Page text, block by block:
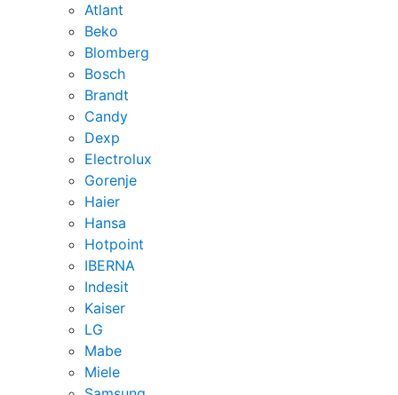
Atlant
Beko
Blomberg
Bosch
Brandt
Candy
Dexp
Electrolux
Gorenje
Haier
Hansa
Hotpoint
IBERNA
Indesit
Kaiser
LG
Mabe
Miele